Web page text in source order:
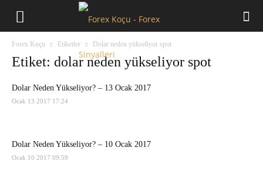
Forex Koçu Etiketler Dolar neden yükseliyor spot
Etiket: dolar neden yükseliyor spot
Dolar Neden Yükseliyor? – 13 Ocak 2017
Ocak 13 2017 17:24
Dolar Neden Yükseliyor? – 10 Ocak 2017
Ocak 10 2017 09:59